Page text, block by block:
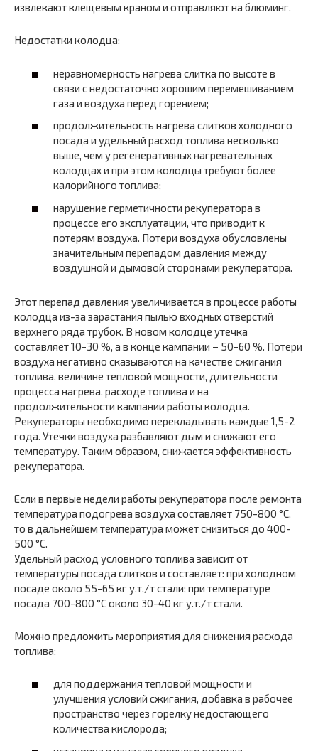
извлекают клещевым краном и отправляют на блюминг.
Недостатки колодца:
неравномерность нагрева слитка по высоте в
связи с недостаточно хорошим перемешиванием
газа и воздуха перед горением;
продолжительность нагрева слитков холодного
посада и удельный расход топлива несколько
выше, чем у регенеративных нагревательных
колодцах и при этом колодцы требуют более
калорийного топлива;
нарушение герметичности рекуператора в
процессе его эксплуатации, что приводит к
потерям воздуха. Потери воздуха обусловлены
значительным перепадом давления между
воздушной и дымовой сторонами рекуператора.
Этот перепад давления увеличивается в процессе работы
колодца из-за зарастания пылью входных отверстий
верхнего ряда трубок. В новом колодце утечка
составляет 10-30 %, а в конце кампании – 50-60 %. Потери
воздуха негативно сказываются на качестве сжигания
топлива, величине тепловой мощности, длительности
процесса нагрева, расходе топлива и на
продолжительности кампании работы колодца.
Рекуператоры необходимо перекладывать каждые 1,5-2
года. Утечки воздуха разбавляют дым и снижают его
температуру. Таким образом, снижается эффективность
рекуператора.
Если в первые недели работы рекуператора после ремонта
температура подогрева воздуха составляет 750-800 °С,
то в дальнейшем температура может снизиться до 400-
500 °С.
Удельный расход условного топлива зависит от
температуры посада слитков и составляет: при холодном
посаде около 55-65 кг у.т./т стали; при температуре
посада 700-800 °С около 30-40 кг у.т./т стали.
Можно предложить мероприятия для снижения расхода
топлива:
для поддержания тепловой мощности и
улучшения условий сжигания, добавка в рабочее
пространство через горелку недостающего
количества кислорода;